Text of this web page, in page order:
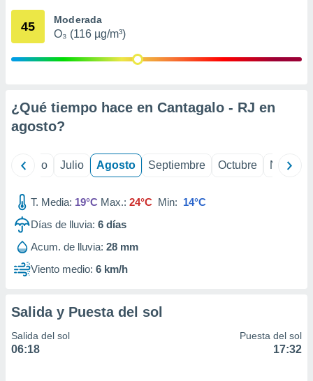
mediante
publicidad
1199
45 Moderada
O₃ (116 µg/m³)
¿Qué tiempo hace en Cantagalo - RJ en
agosto?
Junio Julio Agosto Septiembre Octubre
T. Media: 19°C Max.: 24°C Min: 14°C
Días de lluvia: 6 días
Acum. de lluvia: 28 mm
Viento medio: 6 km/h
Salida y Puesta del sol
Salida del sol
06:18
Puesta del sol
17:32